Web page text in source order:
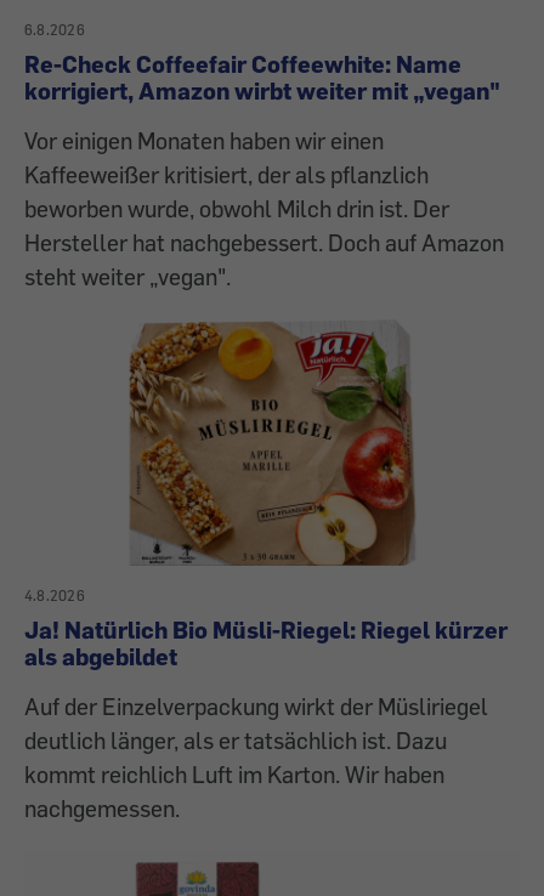
6.8.2026
Re-Check Coffeefair Coffeewhite: Name
korrigiert, Amazon wirbt weiter mit „vegan"
Vor einigen Monaten haben wir einen
Kaffeeweißer kritisiert, der als pflanzlich
beworben wurde, obwohl Milch drin ist. Der
Hersteller hat nachgebessert. Doch auf Amazon
steht weiter „vegan".
4.8.2026
Ja! Natürlich Bio Müsli-Riegel: Riegel kürzer
als abgebildet
Auf der Einzelverpackung wirkt der Müsliriegel
deutlich länger, als er tatsächlich ist. Dazu
kommt reichlich Luft im Karton. Wir haben
nachgemessen.